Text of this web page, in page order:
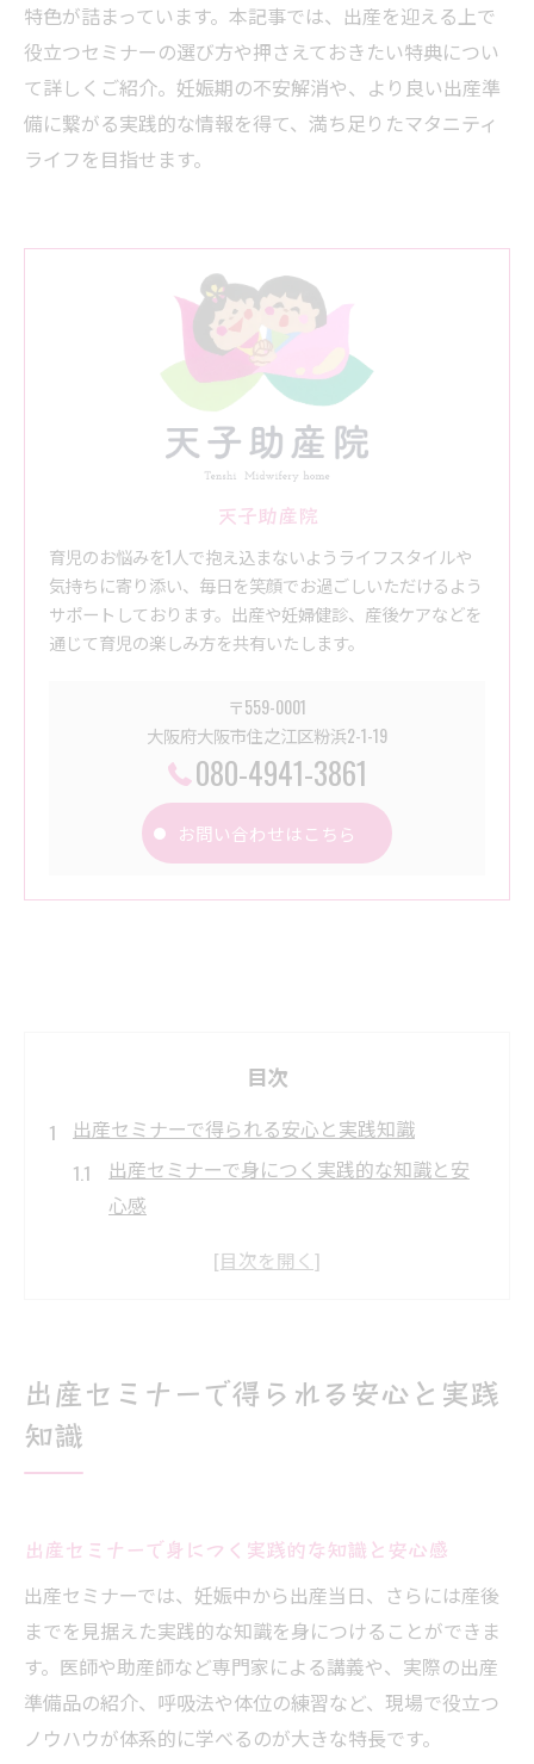
特色が詰まっています。本記事では、出産を迎える上で
役立つセミナーの選び方や押さえておきたい特典につい
て詳しくご紹介。妊娠期の不安解消や、より良い出産準
備に繋がる実践的な情報を得て、満ち足りたマタニティ
ライフを目指せます。
天子助産院
育児のお悩みを1人で抱え込まないようライフスタイルや
気持ちに寄り添い、毎日を笑顔でお過ごしいただけるよう
サポートしております。出産や妊婦健診、産後ケアなどを
通じて育児の楽しみ方を共有いたします。
〒559-0001
大阪府大阪市住之江区粉浜2-1-19
080-4941-3861
お問い合わせはこちら
目次
出産セミナーで得られる安心と実践知識
出産セミナーで身につく実践的な知識と安
心感
出産に役立つセミナーの体験談を徹底解説
マタニティ期に役立つ無料セミナー活用術
コツ
出産前に活用したいお得な無料セミナー情
報
マタニティセミナー無料参加で賢く知識を
習得
出産セミナーの無料特典を最大限活かす方
出産セミナーで得られる安心と実践
知識
出産セミナーで身につく実践的な知識と安心感
出産セミナーでは、妊娠中から出産当日、さらには産後
までを見据えた実践的な知識を身につけることができま
す。医師や助産師など専門家による講義や、実際の出産
準備品の紹介、呼吸法や体位の練習など、現場で役立つ
ノウハウが体系的に学べるのが大きな特長です。